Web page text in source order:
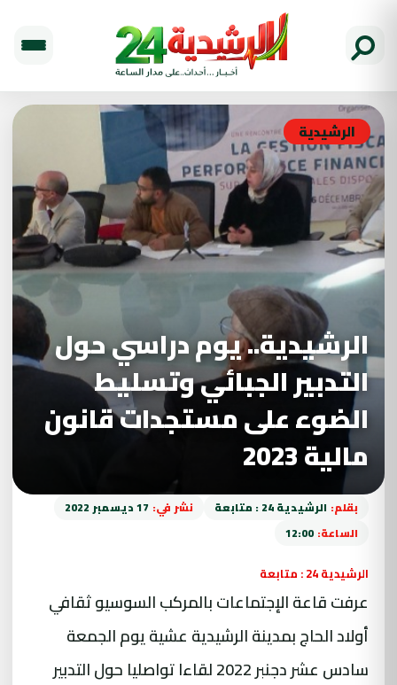
الرشيدية
الرشيدية.. يوم دراسي حول
التدبير الجبائي وتسليط
الضوء على مستجدات قانون
مالية 2023
بقلم: الرشيدية 24 : متابعة نشر في: 17 ديسمبر 2022
الساعة: 12:00
الرشيدية 24 : متابعة
عرفت قاعة الإجتماعات بالمركب السوسيو ثقافي
أولاد الحاج بمدينة الرشيدية عشية يوم الجمعة
سادس عشر دجنبر 2022 لقاءا تواصليا حول التدبير